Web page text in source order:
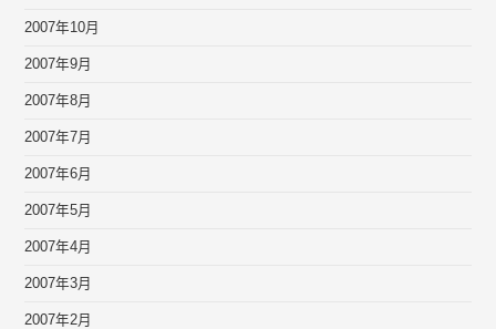
2007年10月
2007年9月
2007年8月
2007年7月
2007年6月
2007年5月
2007年4月
2007年3月
2007年2月